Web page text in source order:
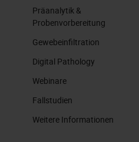
Präanalytik &
Probenvorbereitung
Gewebeinfiltration
Digital Pathology
Webinare
Fallstudien
Weitere Informationen